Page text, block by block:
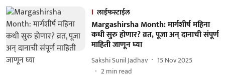
लाईफस्टाईल
Margashirsha Month: मार्गशीर्ष महिना
कधी सुरु होणार? व्रत, पूजा अन् दानाची संपूर्ण
माहिती जाणून घ्या
Sakshi Sunil Jadhav
15 Nov 2025
2min read